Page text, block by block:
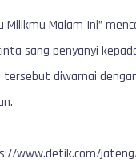
Milikmu Malam Ini”
sang penyanyi
tersebut diwarnai
www.detik.com/